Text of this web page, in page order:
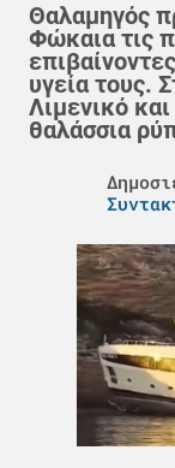
Θαλαμηγός
Φώκαια τις
υγεία τους.
Λιμενικό
θαλάσσια